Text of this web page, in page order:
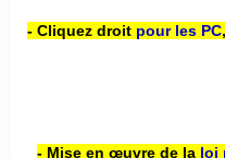
- Cliquez droit pour les PC,
- Mise en œuvre de la loi